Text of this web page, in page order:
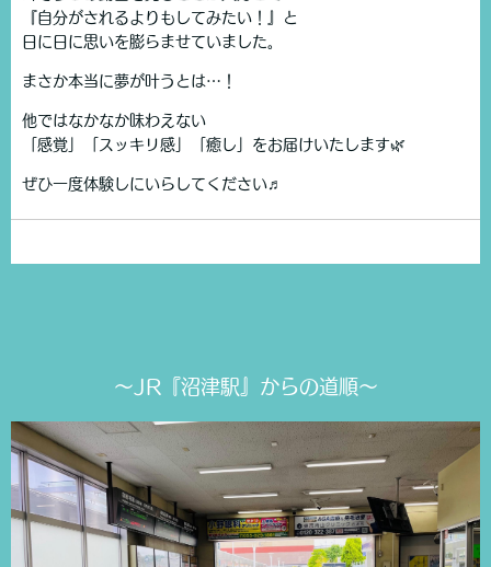
『自分がされるよりもしてみたい！』と
日に日に思いを膨らませていました。
まさか本当に夢が叶うとは…！
他ではなかなか味わえない
「感覚」「スッキリ感」「癒し」をお届けいたします🌿
ぜひ一度体験しにいらしてください♬
～JR『沼津駅』からの道順～